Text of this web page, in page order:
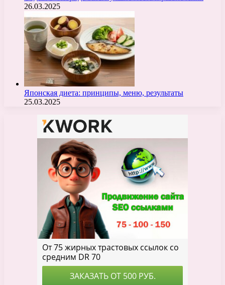
26.03.2025
Японская диета: принципы, меню, результаты
25.03.2025